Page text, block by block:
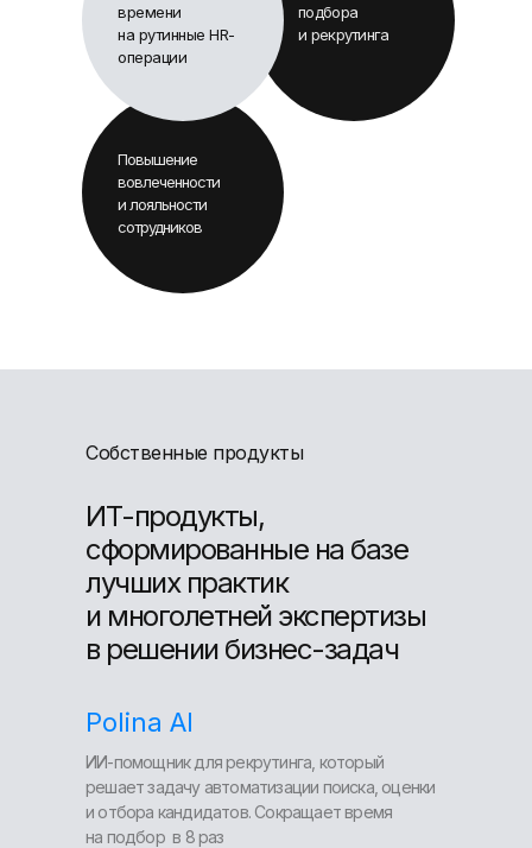
Повышение
вовлеченности
и лояльности
сотрудников
подбора
и рекрутинга
времени
на рутинные HR-
операции
ИТ-продукты,
сформированные на базе
лучших практик
и многолетней экспертизы
в решении бизнес-задач
ИИ-помощник для рекрутинга, который
решает задачу автоматизации поиска, оценки
и отбора кандидатов. Сокращает время
на подбор в 8 раз
Собственные продукты
Polina AI